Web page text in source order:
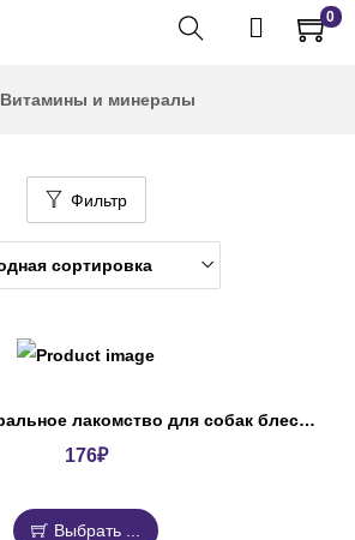
0
Витамины и минералы
Фильтр
Витаминно-минеральное лакомство для собак блестящая шерсть Омега Нео+
176₽
Выбрать ...